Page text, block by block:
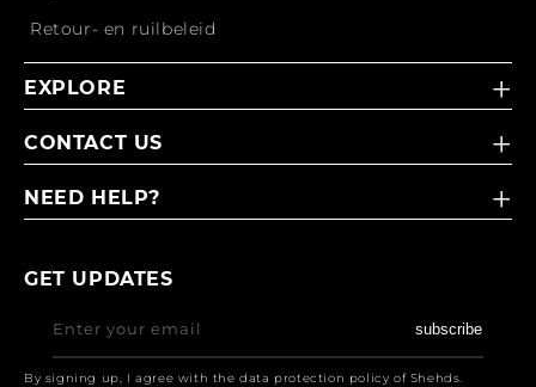
Retour- en ruilbeleid
EXPLORE
CONTACT US
NEED HELP?
GET UPDATES
Enter your email subscribe
By signing up, I agree with the data protection policy of Shehds.